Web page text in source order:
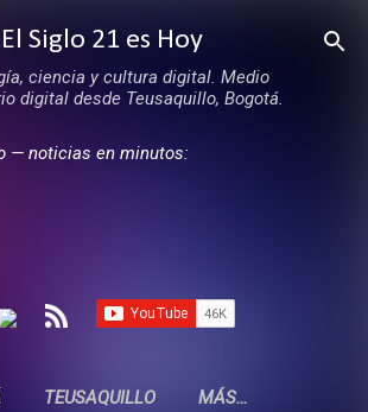
Ir al contenido principal
El Siglo 21 es Hoy
ciencia y cultura digital. Medio
digital desde Teusaquillo, Bogotá.
— noticias en minutos:
TEUSAQUILLO MÁS…